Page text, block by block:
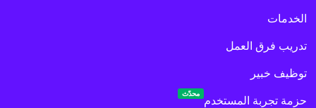
الخدمات
تدريب فرق العمل
توظيف خبير
حزمة تجربة المستخدم
محدّث